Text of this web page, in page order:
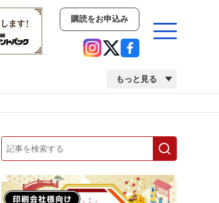
購読をお申込み
もっと見る
イベント
場・統計 人事・移転・異動・訃報